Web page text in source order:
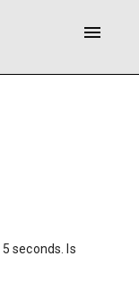
menu
seconds. Is